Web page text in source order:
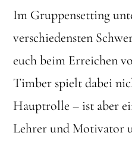
Im Gruppensetting
verschiedensten
euch beim Erreichen
Timber spielt dabei
Hauptrolle – ist aber
Lehrer und Motivator